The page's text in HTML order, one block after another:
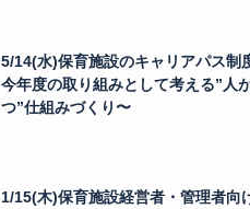
5/14(水)保育施設のキャリアパス制
今年度の取り組みとして考える”人
つ”仕組みづくり〜
1/15(木)保育施設経営者・管理者向